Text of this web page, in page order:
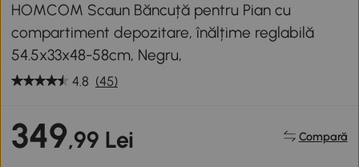
HOMCOM Scaun Băncuță pentru Pian cu
compartiment depozitare, înălțime reglabilă
54.5x33x48-58cm, Negru,
4.8 (45)
349,99 Lei Compară